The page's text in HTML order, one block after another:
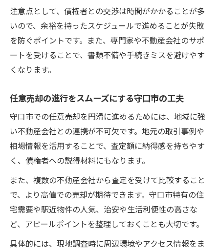
注意点として、債権者との交渉は時間がかかることが多
いので、余裕を持ったスケジュールで進めることが失敗
を防ぐポイントです。また、専門家や不動産会社のサポ
ートを受けることで、書類不備や手続きミスを避けやす
くなります。
任意売却の進行をスムーズにする守口市の工夫
守口市での任意売却を円滑に進めるためには、地域に強
い不動産会社との連携が不可欠です。地元の取引事例や
相場情報を活用することで、査定額に納得感を持ちやす
く、債権者への説得材料にもなります。
また、複数の不動産会社から査定を受けて比較すること
で、より高値での売却が期待できます。守口市特有の住
宅需要や駅近物件の人気、治安や生活利便性の高さな
ど、アピールポイントを整理しておくことも大切です。
具体的には、現地調査時に周辺環境やアクセス情報をま